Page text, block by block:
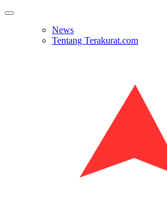
Skip
Off
News
Tentang Terakurat.com